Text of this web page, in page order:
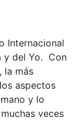
Internacional
y del Yo. Con
la más
aspectos
y lo
veces